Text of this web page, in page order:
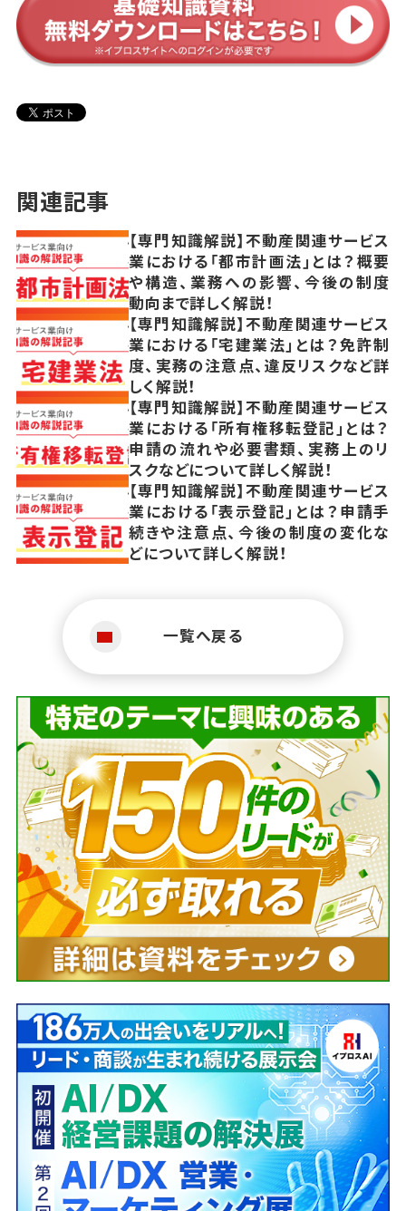
関連記事
【専門知識解説】不動産関連サービス
業における「都市計画法」とは？概要
や構造、業務への影響、今後の制度
動向まで詳しく解説！
【専門知識解説】不動産関連サービス
業における「宅建業法」とは？免許制
度、実務の注意点、違反リスクなど詳
しく解説！
【専門知識解説】不動産関連サービス
業における「所有権移転登記」とは？
申請の流れや必要書類、実務上のリ
スクなどについて詳しく解説！
【専門知識解説】不動産関連サービス
業における「表示登記」とは？申請手
続きや注意点、今後の制度の変化な
どについて詳しく解説！
一覧へ戻る